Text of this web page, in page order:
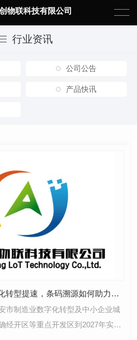
物联科技有限公司
行业资讯
公司公告
产品快讯
2026西安制造业数字化转型提速，条码溯源如何助力企业降本增效？
市制造业数字化转型及中小企业城
经开区等重点开发区到2027年实现